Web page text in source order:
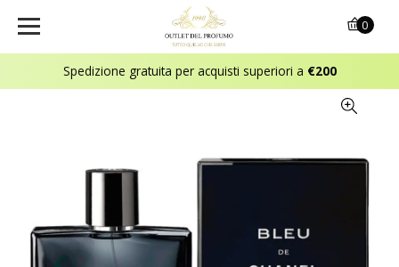
Spedizione gratuita per acquisti superiori a €200
0